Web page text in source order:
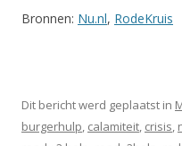
Bronnen: Nu.nl, RodeKruis
Dit bericht werd geplaatst in
burgerhulp, calamiteit, crisis,